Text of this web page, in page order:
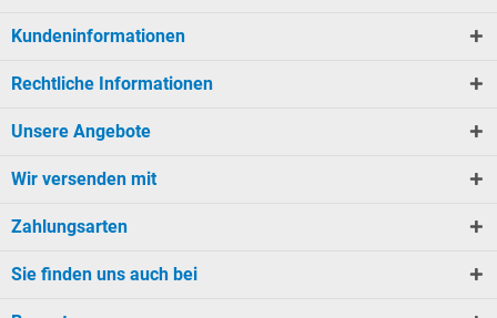
Kundeninformationen
Rechtliche Informationen
Unsere Angebote
Wir versenden mit
Zahlungsarten
Sie finden uns auch bei